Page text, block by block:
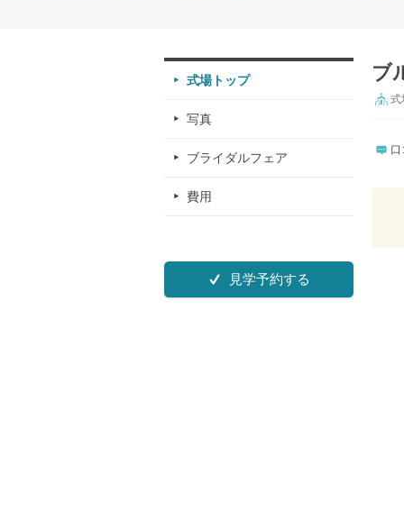
式場トップ
写真
ブライダルフェア
費用
見学予約する
ブ
式
口